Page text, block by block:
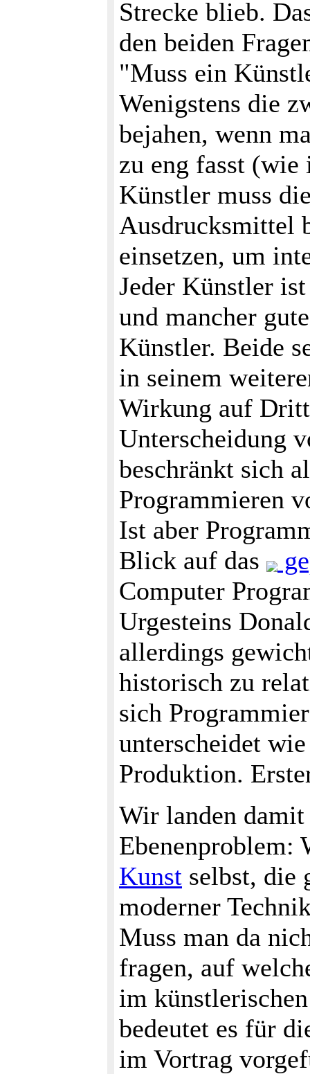
Strecke blieb.
den beiden
"Muss ein
Wenigstens die
bejahen, wenn
zu eng fasst
Künstler muss
Ausdrucksmittel
einsetzen, um
Jeder Künstler
und mancher
Künstler. Beide
in seinem
Wirkung auf
Unterscheidung
beschränkt sich
Programmieren
Ist aber
Blick auf das
Computer
Urgesteins
allerdings
historisch zu
sich
unterscheidet
Produktion.
Wir landen
Ebenenproblem:
Kunst selbst, die
moderner
Muss man da
fragen, auf
im
bedeutet es für
im Vortrag